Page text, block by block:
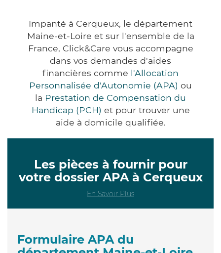
Impanté à Cerqueux, le département
Maine-et-Loire et sur l'ensemble de la
France, Click&Care vous accompagne
dans vos demandes d'aides
financières comme l'Allocation
Personnalisée d'Autonomie (APA) ou
la Prestation de Compensation du
Handicap (PCH) et pour trouver une
aide à domicile qualifiée.
Les pièces à fournir pour
votre dossier APA à Cerqueux
En Savoir Plus
Formulaire APA du